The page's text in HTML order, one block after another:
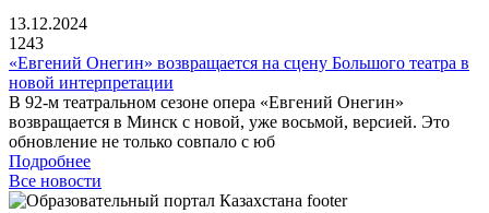
13.12.2024
1243
«Евгений Онегин» возвращается на сцену Большого театра в
новой интерпретации
В 92-м театральном сезоне опера «Евгений Онегин»
возвращается в Минск с новой, уже восьмой, версией. Это
обновление не только совпало с юб
Подробнее
Все новости